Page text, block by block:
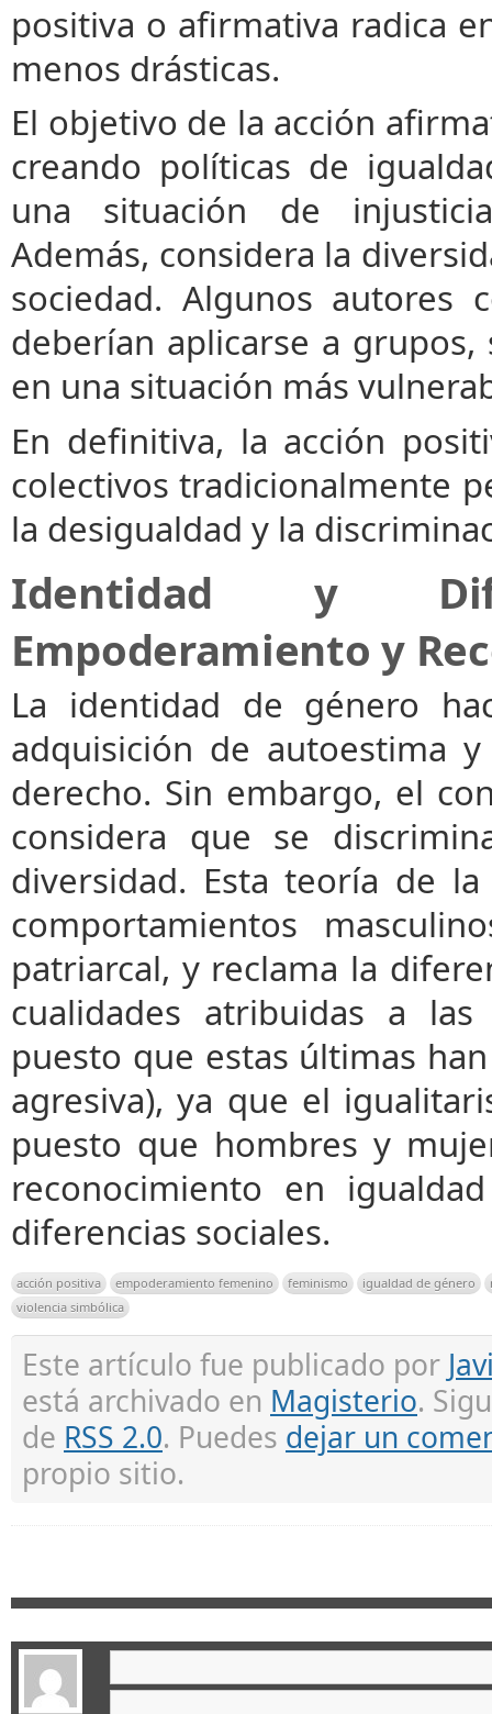
positiva o afirmativa radica
menos drásticas.
El objetivo de la acción
creando políticas de
una situación de
Además, considera la
sociedad. Algunos autores
deberían aplicarse a
en una situación más
En definitiva, la acción
colectivos tradicionalmente
la desigualdad y la
Identidad y
Empoderamiento y
La identidad de género
adquisición de autoestima
derecho. Sin embargo, el
considera que se
diversidad. Esta teoría de
comportamientos
patriarcal, y reclama la
cualidades atribuidas a
puesto que estas últimas
agresiva), ya que el
puesto que hombres y
reconocimiento en
diferencias sociales.
acción positiva empoderamiento femenino feminismo igualdad de género
violencia simbólica
Este artículo fue publicado por
está archivado en Magisterio.
de RSS 2.0. Puedes dejar un
propio sitio.